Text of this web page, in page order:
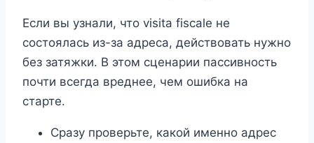
Если вы узнали, что visita fiscale не
состоялась из-за адреса, действовать нужно
без затяжки. В этом сценарии пассивность
почти всегда вреднее, чем ошибка на
старте.
Сразу проверьте, какой именно адрес